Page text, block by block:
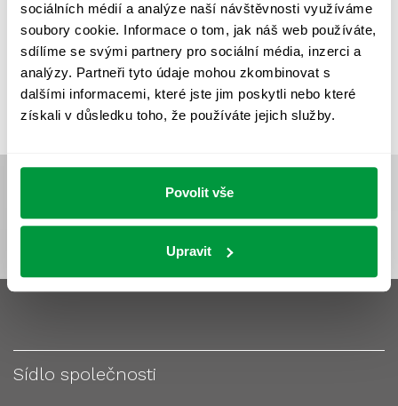
sociálních médií a analýze naší návštěvnosti využíváme
soubory cookie. Informace o tom, jak náš web používáte,
sdílíme se svými partnery pro sociální média, inzerci a
analýzy. Partneři tyto údaje mohou zkombinovat s
dalšími informacemi, které jste jim poskytli nebo které
získali v důsledku toho, že používáte jejich služby.
Povolit vše
Upravit
VÝPOČET OSVĚTLENÍ VÝPOČET ZASTÍNĚNÍ
VÝPOČTY A NÁVRHY
ZKOUŠKY NOUZOVÉHO OSVĚTLENÍ
Sídlo společnosti